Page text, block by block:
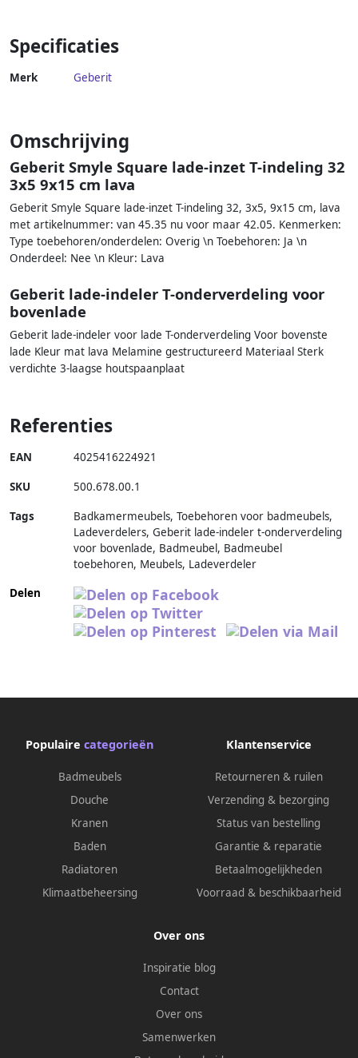
Specificaties
Merk Geberit
Omschrijving
Geberit Smyle Square lade-inzet T-indeling 32
3x5 9x15 cm lava
Geberit Smyle Square lade-inzet T-indeling 32, 3x5, 9x15 cm, lava
met artikelnummer: van 45.35 nu voor maar 42.05. Kenmerken:
Type toebehoren/onderdelen: Overig \n Toebehoren: Ja \n
Onderdeel: Nee \n Kleur: Lava
Geberit lade-indeler T-onderverdeling voor
bovenlade
Geberit lade-indeler voor lade T-onderverdeling Voor bovenste
lade Kleur mat lava Melamine gestructureerd Materiaal Sterk
verdichte 3-laagse houtspaanplaat
Referenties
EAN 4025416224921
SKU 500.678.00.1
Tags
Badkamermeubels, Toebehoren voor badmeubels,
Ladeverdelers, Geberit lade-indeler t-onderverdeling
voor bovenlade, Badmeubel, Badmeubel
toebehoren, Meubels, Ladeverdeler
Delen
Populaire categorieën
Badmeubels
Douche
Kranen
Baden
Radiatoren
Klimaatbeheersing
Klantenservice
Retourneren & ruilen
Verzending & bezorging
Status van bestelling
Garantie & reparatie
Betaalmogelijkheden
Voorraad & beschikbaarheid
Over ons
Inspiratie blog
Contact
Over ons
Samenwerken